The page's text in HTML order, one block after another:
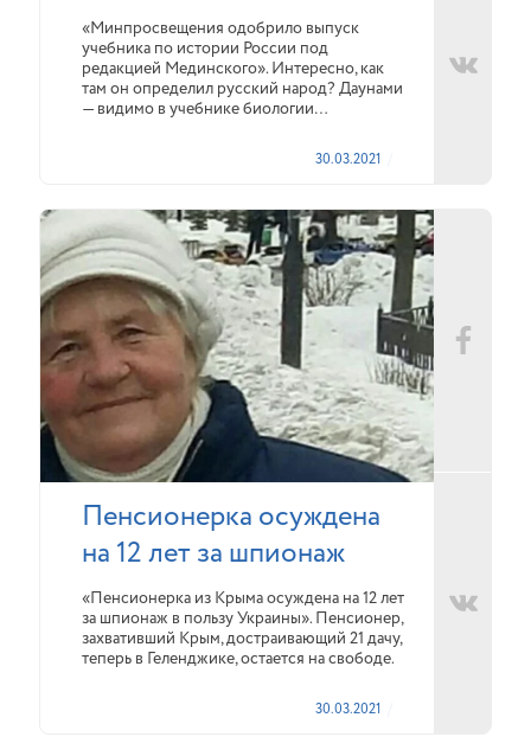
«Минпросвещения одобрило выпуск
учебника по истории России под
редакцией Мединского». Интересно, как
там он определил русский народ? Даунами
— видимо в учебнике биологии…
30.03.2021
Пенсионерка осуждена
на 12 лет за шпионаж
«Пенсионерка из Крыма осуждена на 12 лет
за шпионаж в пользу Украины». Пенсионер,
захвативший Крым, достраивающий 21 дачу,
теперь в Геленджике, остается на свободе.
30.03.2021